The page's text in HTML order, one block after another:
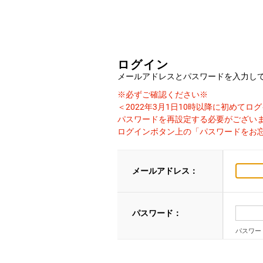
ログイン
メールアドレスとパスワードを入力し
※必ずご確認ください※
＜2022年3月1日10時以降に初めてロ
パスワードを再設定する必要がございま
ログインボタン上の「パスワードをお
メールアドレス：
パスワード：
パスワー